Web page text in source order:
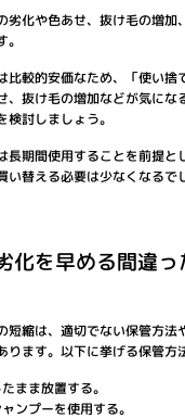
劣化や色あせ、抜け毛の増加
比較的安価なため、「使い捨
、抜け毛の増加などが気にな
検討しましょう。
長期間使用することを前提と
替える必要は少なくなるで
化を早める間違
短縮は、適切でない保管方法
ります。以下に挙げる保管方
まま放置する。
ンプーを使用する。